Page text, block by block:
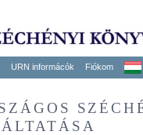
URN informácók Fiókom